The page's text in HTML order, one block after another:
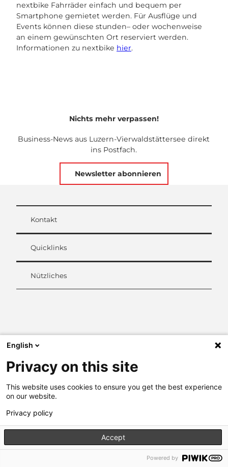
nextbike Fahrräder einfach und bequem per
Smartphone gemietet werden. Für Ausflüge und
Events können diese stunden– oder wochenweise
an einem gewünschten Ort reserviert werden.
Informationen zu nextbike hier.
Nichts mehr verpassen!
Business-News aus Luzern-Vierwaldstättersee direkt
ins Postfach.
Newsletter abonnieren
Kontakt
Quicklinks
Nützliches
d
I
English
Privacy on this site
This website uses cookies to ensure you get the best experience
on our website.
Privacy policy
Accept
Powered by